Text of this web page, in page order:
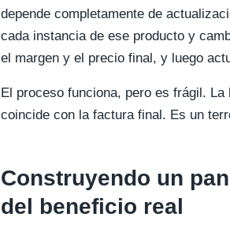
depende completamente de
cada instancia de ese producto y
el margen y el precio final, y luego
El proceso funciona, pero es frágil.
coincide con la factura final. Es un
Construyendo un
del beneficio real